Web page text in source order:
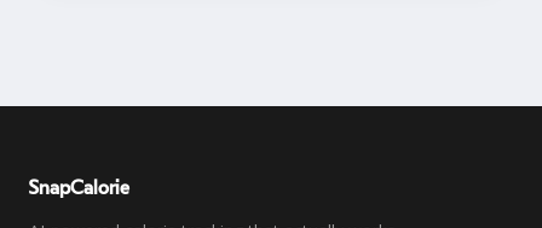
SnapCalorie